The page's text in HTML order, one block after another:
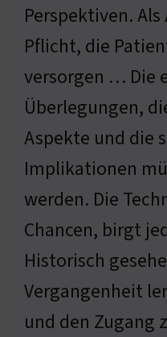
Perspektiven.
Pflicht, die
versorgen … Die
Überlegungen,
Aspekte und die
Implikationen
werden. Die
Chancen, birgt
Historisch
Vergangenheit
und den Zugang